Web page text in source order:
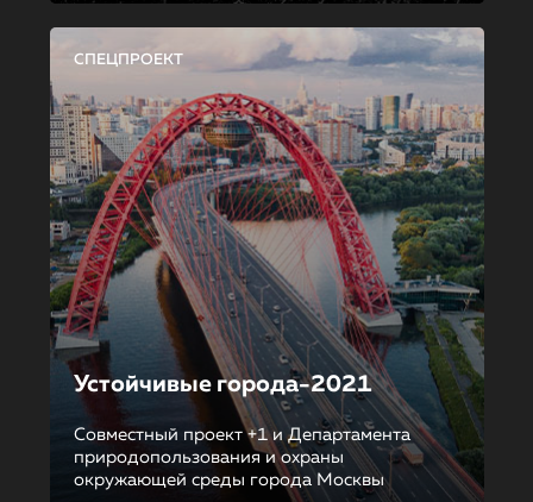
СПЕЦПРОЕКТ
Устойчивые города-2021
Совместный проект +1 и Департамента
природопользования и охраны
окружающей среды города Москвы